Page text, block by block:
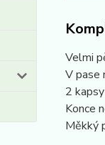
Velmi
V pase
2
Konce
Měkký